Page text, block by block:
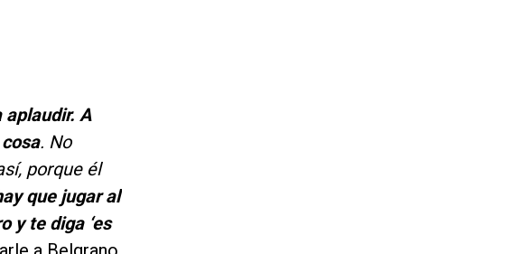
aplaudir. A
. No
porque él
que jugar al
y te diga ‘es